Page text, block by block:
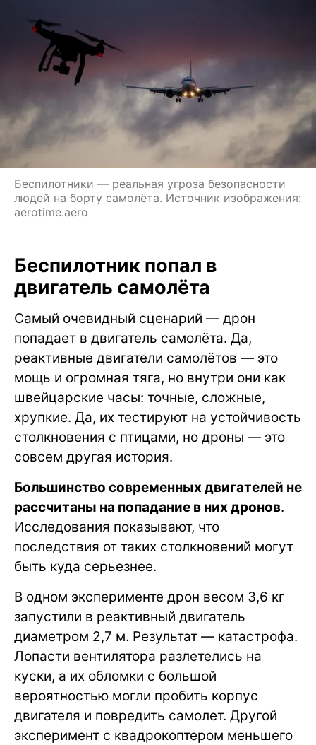
Беспилотники — реальная угроза безопасности
людей на борту самолёта. Источник изображения:
aerotime.aero
Беспилотник попал в
двигатель самолёта
Самый очевидный сценарий — дрон
попадает в двигатель самолёта. Да,
реактивные двигатели самолётов — это
мощь и огромная тяга, но внутри они как
швейцарские часы: точные, сложные,
хрупкие. Да, их тестируют на устойчивость
столкновения с птицами, но дроны — это
совсем другая история.
Большинство современных двигателей не
рассчитаны на попадание в них дронов.
Исследования показывают, что
последствия от таких столкновений могут
быть куда серьезнее.
В одном эксперименте дрон весом 3,6 кг
запустили в реактивный двигатель
диаметром 2,7 м. Результат — катастрофа.
Лопасти вентилятора разлетелись на
куски, а их обломки с большой
вероятностью могли пробить корпус
двигателя и повредить самолет. Другой
эксперимент с квадрокоптером меньшего